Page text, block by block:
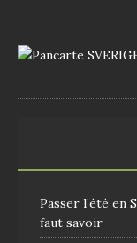
Passer l’été en
faut savoir